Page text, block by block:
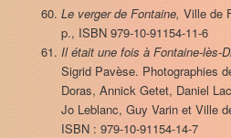
Le verger de Fontaine, Ville de
p., ISBN 979-10-91154-11-6
Il était une fois à Fontaine-lès-
Sigrid Pavèse. Photographies
Doras, Annick Getet, Daniel
Jo Leblanc, Guy Varin et Ville
ISBN : 979-10-91154-14-7